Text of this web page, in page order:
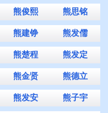
熊俊熙 熊思铭
熊建铮 熊发儒
熊楚程 熊发定
熊金贤 熊德立
熊发安 熊子宇